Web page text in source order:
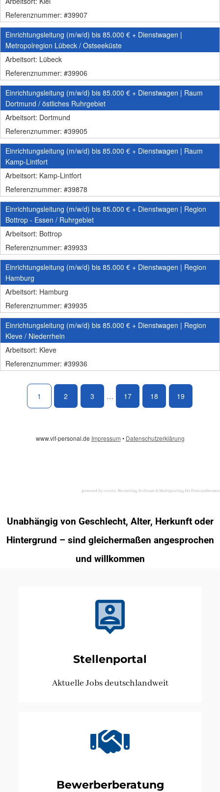
powered by coveto, Recruiting-Software & Multiposting für Personalberater
Unabhängig von Geschlecht, Alter, Herkunft oder
Hintergrund – sind gleichermaßen angesprochen
und willkommen
Stellenportal
Aktuelle Jobs deutschlandweit
Bewerberberatung